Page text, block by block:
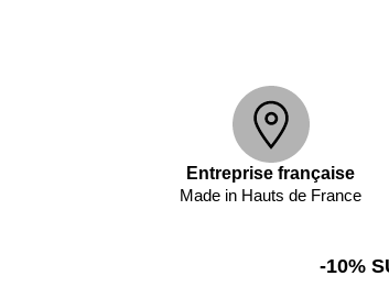
Entreprise française
Made in Hauts de France
-10%